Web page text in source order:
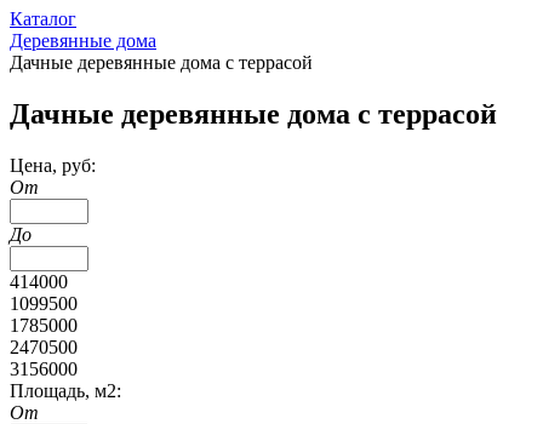
Каталог
Деревянные дома
Дачные деревянные дома с террасой
Дачные деревянные дома с террасой
Цена, руб:
От
До
414000
1099500
1785000
2470500
3156000
Площадь, м2:
От